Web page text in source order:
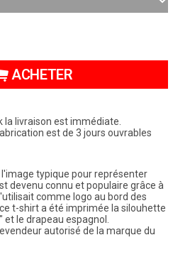
ACHETER
la livraison est immédiate.
est de 3 jours ouvrables
l'image typique pour représenter
devenu connu et populaire grâce à
comme logo au bord des
t-shirt a été imprimée la silouhette
le drapeau espagnol.
autorisé de la marque du